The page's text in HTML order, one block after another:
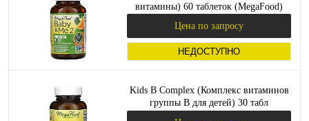
витамины) 60 таблеток (MegaFood)
Цена по запросу
НЕДОСТУПНО
Kids B Complex (Комплекс витаминов
группы B для детей) 30 табл